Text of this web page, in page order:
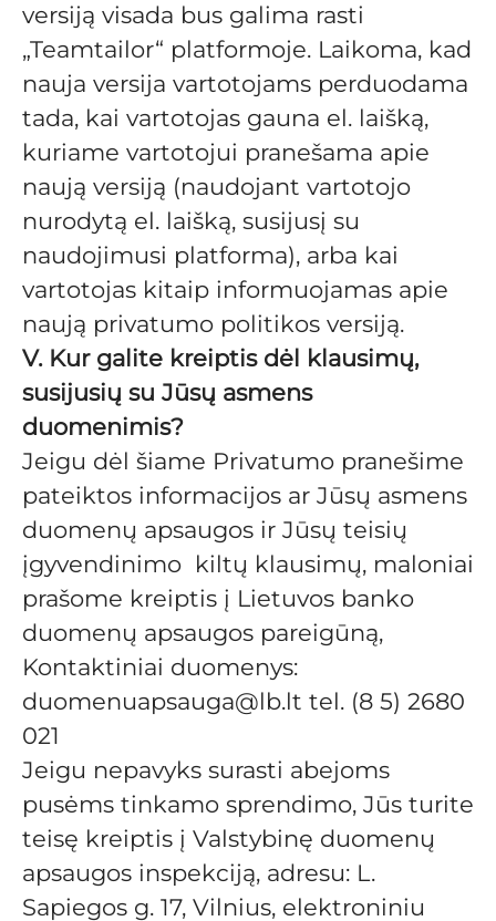
versiją visada bus galima rasti
„Teamtailor“ platformoje. Laikoma, kad
nauja versija vartotojams perduodama
tada, kai vartotojas gauna el. laišką,
kuriame vartotojui pranešama apie
naują versiją (naudojant vartotojo
nurodytą el. laišką, susijusį su
naudojimusi platforma), arba kai
vartotojas kitaip informuojamas apie
naują privatumo politikos versiją.
V. Kur galite kreiptis dėl klausimų,
susijusių su Jūsų asmens
duomenimis?
Jeigu dėl šiame Privatumo pranešime
pateiktos informacijos ar Jūsų asmens
duomenų apsaugos ir Jūsų teisių
įgyvendinimo kiltų klausimų, maloniai
prašome kreiptis į Lietuvos banko
duomenų apsaugos pareigūną,
Kontaktiniai duomenys:
duomenuapsauga@lb.lt tel. (8 5) 2680
021
Jeigu nepavyks surasti abejoms
pusėms tinkamo sprendimo, Jūs turite
teisę kreiptis į Valstybinę duomenų
apsaugos inspekciją, adresu: L.
Sapiegos g. 17, Vilnius, elektroniniu